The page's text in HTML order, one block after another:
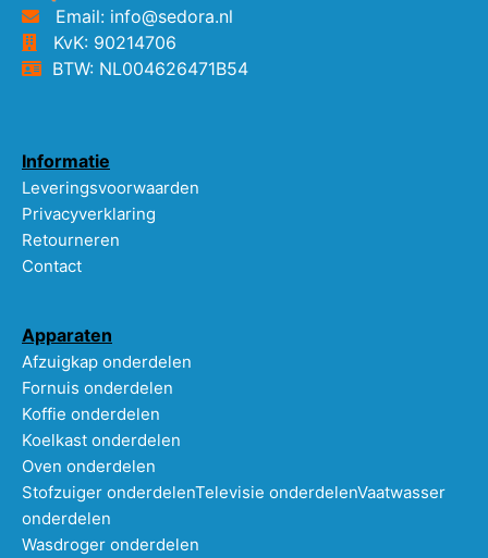
Email: info@sedora.nl
KvK: 90214706
BTW: NL004626471B54
Informatie
Leveringsvoorwaarden
Privacyverklaring
Retourneren
Contact
Apparaten
Afzuigkap onderdelen
Fornuis onderdelen
Koffie onderdelen
Koelkast onderdelen
Oven onderdelen
Stofzuiger onderdelenTelevisie onderdelenVaatwasser
onderdelen
Wasdroger onderdelen